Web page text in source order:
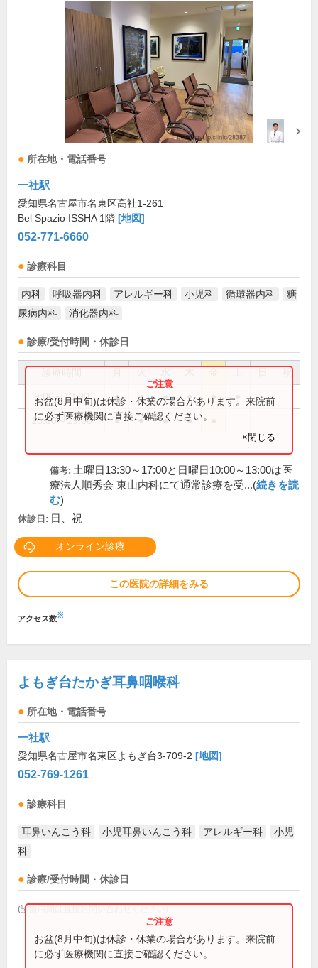
所在地・電話番号
一社駅
愛知県名古屋市名東区高社1-261
Bel Spazio ISSHA 1階 [地図]
052-771-6660
診療科目
内科 呼吸器内科 アレルギー科 小児科 循環器内科
糖
尿病内科
消化器内科
診療/受付時間・休診日
祝
9:00～13:00 ● ● ● ● ●
16:00～19:00 ● ● ● ●
お盆(8月中旬)は休診・休業の場合があります。来院前
に必ず医療機関に直接ご確認ください。
×閉じる
備考: 土曜日13:30～17:00と日曜日10:00～13:00は医
療法人順秀会 東山内科にて通常診療を受...(続きを読
む)
休診日: 日、祝
オンライン診療
この医院の詳細をみる
アクセス数※
よもぎ台たかぎ耳鼻咽喉科
所在地・電話番号
一社駅
愛知県名古屋市名東区よもぎ台3-709-2 [地図]
052-769-1261
診療科目
耳鼻いんこう科 小児耳鼻いんこう科 アレルギー科
小児
科
診療/受付時間・休診日
(診療時間は直接お問い合わせください)
お盆(8月中旬)は休診・休業の場合があります。来院前
に必ず医療機関に直接ご確認ください。